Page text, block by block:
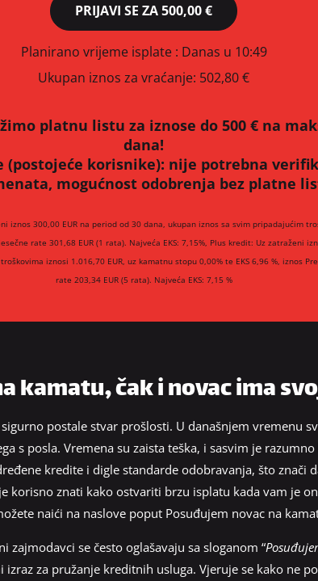
PRIJAVI SE ZA500,00 €
Planirano vrijeme isplate : Danas u 10:49
Ukupan iznos za vraćanje: 502,80 €
platnu listu za iznose do 500 € na
dana!
(postojeće korisnike): nije potrebna
mogućnost odobrenja bez platne
iznos 300,00 EUR na period od 30 dana, ukupan iznos sa svim pripadajućim
rate 301,68 EUR (1 rata). Najveća EKS: 7,15%, Plus kredit: Uz zatraženi
iznosi 1.016,70 EUR, uz kamatnu stopu 0,00% te EKS 6,96 %, iznos
rate 203,34 EUR (5 rata). Najveća EKS: 7,15 %
kamatu, čak i novac ima
postale stvar prošlosti. U današnjem vremenu
s posla. Vremena su zaista teška, i sasvim je
kredite i digle standarde odobravanja, što znači
korisno znati kako ostvariti brzu isplatu kada vam je
naići na naslove poput Posuđujem novac na
zajmodavci se često oglašavaju sa sloganom “
za pružanje kreditnih usluga. Vjeruje se kako ne